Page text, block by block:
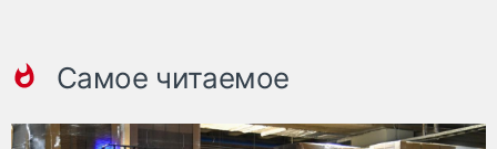
Самое читаемое